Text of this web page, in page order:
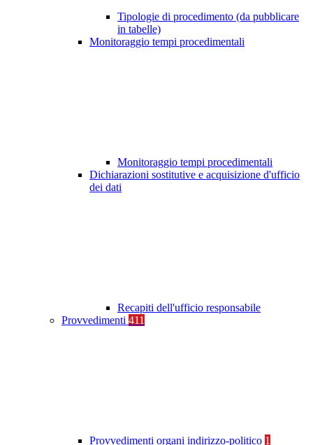
Tipologie di procedimento (da pubblicare
in tabelle)
Monitoraggio tempi procedimentali
Monitoraggio tempi procedimentali
Dichiarazioni sostitutive e acquisizione d'ufficio
dei dati
Recapiti dell'ufficio responsabile
Provvedimenti 411
Provvedimenti organi indirizzo-politico 1